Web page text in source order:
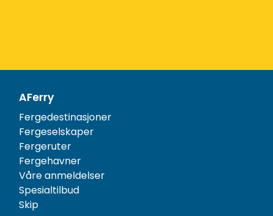
AFerry
Fergedestinasjoner
Fergeselskaper
Fergeruter
Fergehavner
Våre anmeldelser
Spesialtilbud
Skip